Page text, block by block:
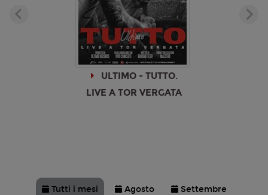
ULTIMO - TUTTO.
LIVE A TOR VERGATA
Tutti i mesi Agosto Settembre